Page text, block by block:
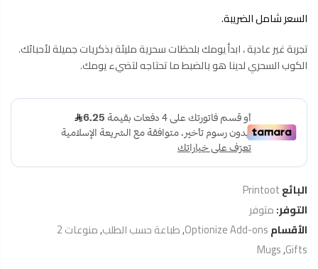
السعر شامل الضريبة.
تجربة غير عادية ، ابدأ يومك بلحظات سحرية مليئة بذكريات جميلة لأحبائك.
الكوب السحري لدينا هو بالضبط ما تحتاجه لتضيء يومك.
البائعPrintoot
التوفر:متوفر
الأقسامOptionize Add-ons
,طباعة حسب الطلب,منوعات 2
Gifts
,
Mugs